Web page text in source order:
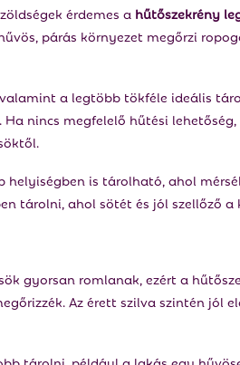
érdemes a hűtőszekrény
párás környezet megőrzi
a legtöbb tökféle ideális
nincs megfelelő hűtési
helyiségben is tárolható, ahol
tárolni, ahol sötét és jól szellőző a
gyorsan romlanak, ezért a
Az érett szilva szintén jól